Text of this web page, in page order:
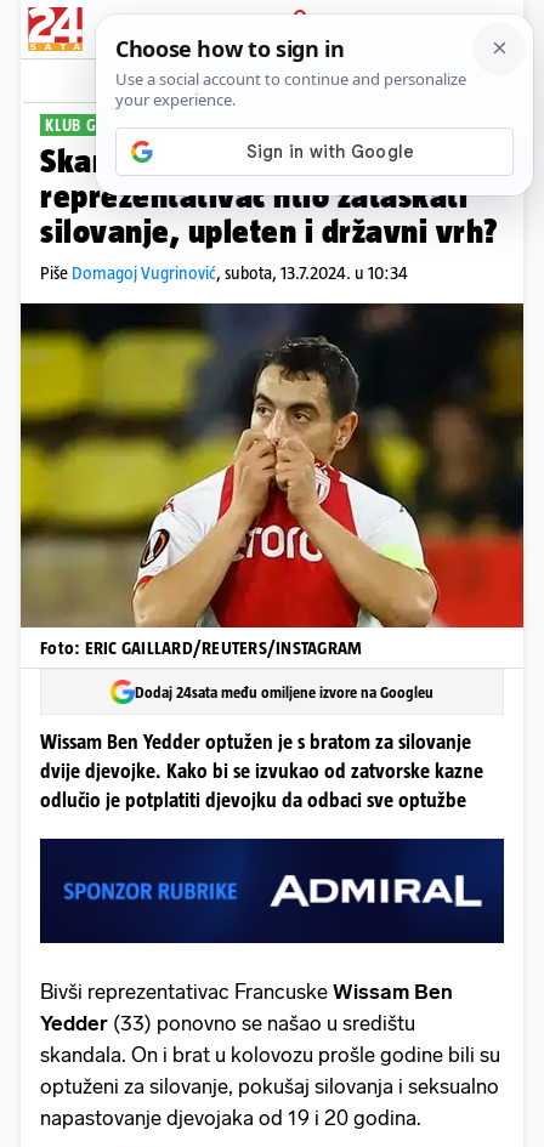
PRIJAVA
Sport Komentari
KLUB GA SE RIJEŠIO
Skandal u Francuskoj! Bivši
reprezentativac htio zataškati
silovanje, upleten i državni vrh?
Piše Domagoj Vugrinović, subota, 13.7.2024. u 10:34
Foto: ERIC GAILLARD/REUTERS/INSTAGRAM
Dodaj 24sata među omiljene izvore na Googleu
Wissam Ben Yedder optužen je s bratom za silovanje
dvije djevojke. Kako bi se izvukao od zatvorske kazne
odlučio je potplatiti djevojku da odbaci sve optužbe
Bivši reprezentativac Francuske Wissam Ben
Yedder (33) ponovno se našao u središtu
skandala. On i brat u kolovozu prošle godine bili su
optuženi za silovanje, pokušaj silovanja i seksualno
napastovanje djevojaka od 19 i 20 godina.